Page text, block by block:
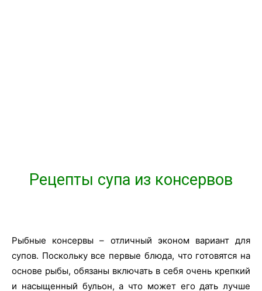
Рецепты супа из консервов
Рыбные консервы – отличный эконом вариант для
супов. Поскольку все первые блюда, что готовятся на
основе рыбы, обязаны включать в себя очень крепкий
и насыщенный бульон, а что может его дать лучше